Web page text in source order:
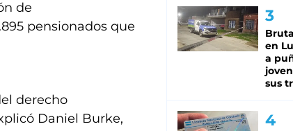
de
pensionados que
derecho
Daniel Burke,
en
a
sus